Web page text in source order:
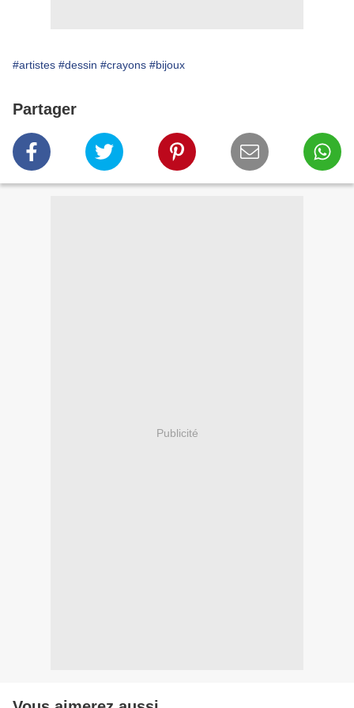
#artistes #dessin #crayons #bijoux
Partager
Publicité